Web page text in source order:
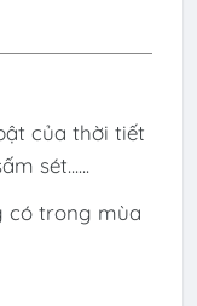
của thời tiết
sét......
có trong mùa